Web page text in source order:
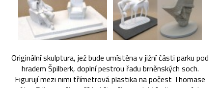
Originální skulptura, jež bude umístěna v jižní části parku pod
hradem Špilberk, doplní pestrou řadu brněnských soch.
Figurují mezi nimi třímetrová plastika na počest Thomase